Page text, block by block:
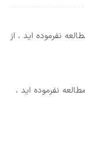
نفرموده اید ، از
نفرموده اید ،